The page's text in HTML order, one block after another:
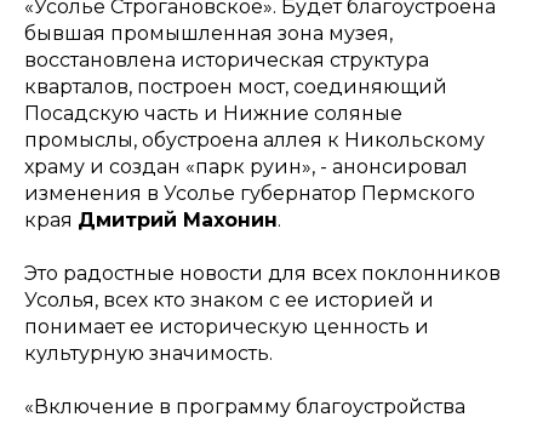
«Усолье Строгановское». Будет благоустроена
бывшая промышленная зона музея,
восстановлена историческая структура
кварталов, построен мост, соединяющий
Посадскую часть и Нижние соляные
промыслы, обустроена аллея к Никольскому
храму и создан «парк руин», - анонсировал
изменения в Усолье губернатор Пермского
края Дмитрий Махонин.
Это радостные новости для всех поклонников
Усолья, всех кто знаком с ее историей и
понимает ее историческую ценность и
культурную значимость.
«Включение в программу благоустройства